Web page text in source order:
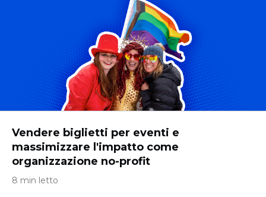
Vendere biglietti per eventi e
massimizzare l'impatto come
organizzazione no-profit
8 min letto